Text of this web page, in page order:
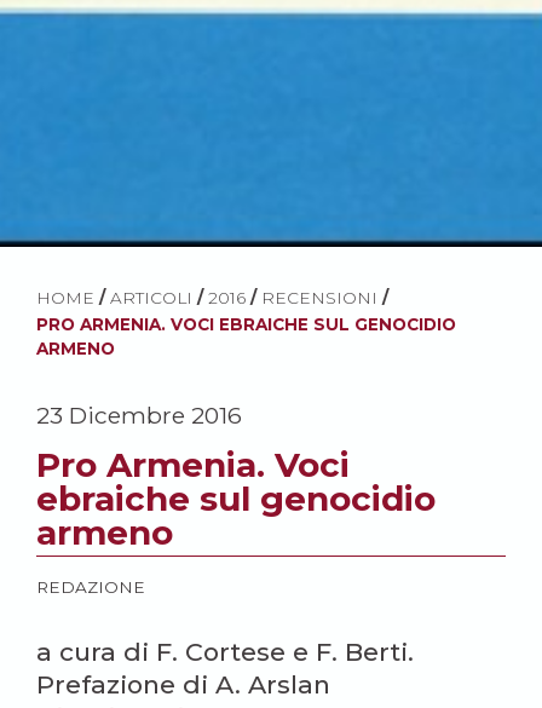
HOME / ARTICOLI / 2016 / RECENSIONI /
PRO ARMENIA. VOCI EBRAICHE SUL GENOCIDIO
ARMENO
23 Dicembre 2016
Pro Armenia. Voci
ebraiche sul genocidio
armeno
REDAZIONE
a cura di F. Cortese e F. Berti.
Prefazione di A. Arslan